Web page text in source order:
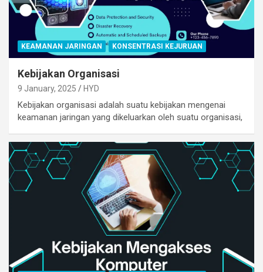
KEAMANAN JARINGAN KONSENTRASI KEJURUAN
Kebijakan Organisasi
9 January, 2025 HYD
Kebijakan organisasi adalah suatu kebijakan mengenai
keamanan jaringan yang dikeluarkan oleh suatu organisasi,